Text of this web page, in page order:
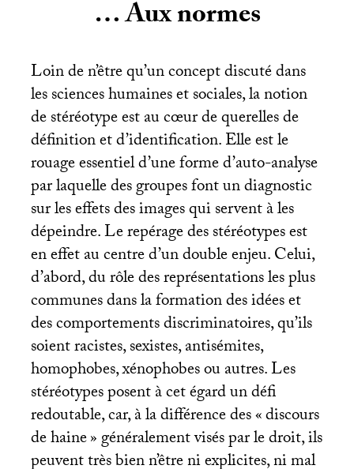
… Aux normes
Loin de n’être qu’un concept discuté dans
les sciences humaines et sociales, la notion
de stéréotype est au cœur de querelles de
définition et d’identification. Elle est le
rouage essentiel d’une forme d’auto-analyse
par laquelle des groupes font un diagnostic
sur les effets des images qui servent à les
dépeindre. Le repérage des stéréotypes est
en effet au centre d’un double enjeu. Celui,
d’abord, du rôle des représentations les plus
communes dans la formation des idées et
des comportements discriminatoires, qu’ils
soient racistes, sexistes, antisémites,
homophobes, xénophobes ou autres. Les
stéréotypes posent à cet égard un défi
redoutable, car, à la différence des «discours
de haine» généralement visés par le droit, ils
peuvent très bien n’être ni explicites, ni mal